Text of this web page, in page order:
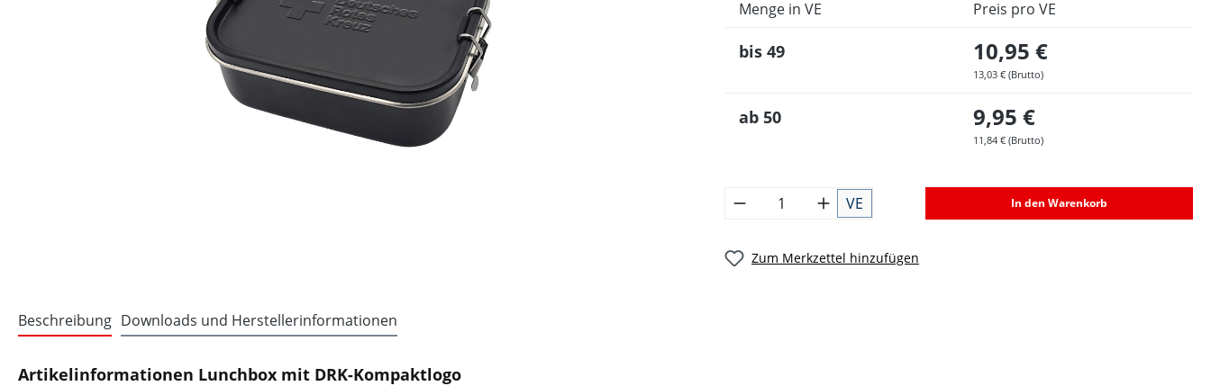
Menge in VE Preis pro VE
bis 49 10,95 €
13,03 € (Brutto)
ab 50 9,95 €
11,84 € (Brutto)
VE In den Warenkorb
Zum Merkzettel hinzufügen
Beschreibung Downloads und Herstellerinformationen
Artikelinformationen Lunchbox mit DRK-Kompaktlogo